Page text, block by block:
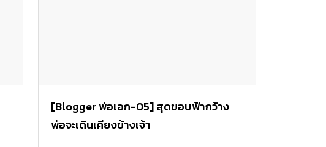
[Blogger พ่อเอก-05] สุดขอบฟ้ากว้าง
พ่อจะเดินเคียงข้างเจ้า